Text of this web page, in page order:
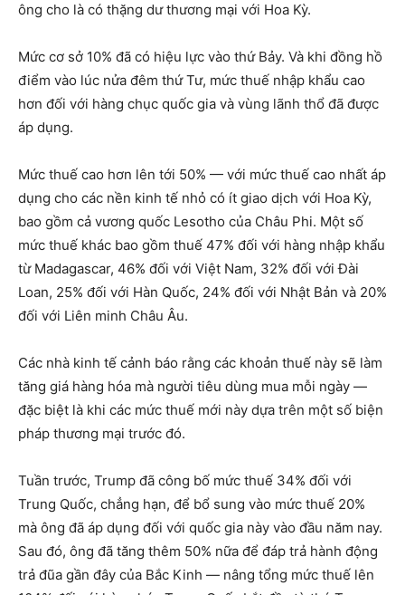
ông cho là có thặng dư thương mại với Hoa Kỳ.
Mức cơ sở 10% đã có hiệu lực vào thứ Bảy. Và khi đồng hồ
điểm vào lúc nửa đêm thứ Tư, mức thuế nhập khẩu cao
hơn đối với hàng chục quốc gia và vùng lãnh thổ đã được
áp dụng.
Mức thuế cao hơn lên tới 50% — với mức thuế cao nhất áp
dụng cho các nền kinh tế nhỏ có ít giao dịch với Hoa Kỳ,
bao gồm cả vương quốc Lesotho của Châu Phi. Một số
mức thuế khác bao gồm thuế 47% đối với hàng nhập khẩu
từ Madagascar, 46% đối với Việt Nam, 32% đối với Đài
Loan, 25% đối với Hàn Quốc, 24% đối với Nhật Bản và 20%
đối với Liên minh Châu Âu.
Các nhà kinh tế cảnh báo rằng các khoản thuế này sẽ làm
tăng giá hàng hóa mà người tiêu dùng mua mỗi ngày —
đặc biệt là khi các mức thuế mới này dựa trên một số biện
pháp thương mại trước đó.
Tuần trước, Trump đã công bố mức thuế 34% đối với
Trung Quốc, chẳng hạn, để bổ sung vào mức thuế 20%
mà ông đã áp dụng đối với quốc gia này vào đầu năm nay.
Sau đó, ông đã tăng thêm 50% nữa để đáp trả hành động
trả đũa gần đây của Bắc Kinh — nâng tổng mức thuế lên